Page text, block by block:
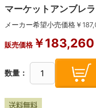
マーケットアンブ
メーカー希望小売価格￥
販売価格￥183,260
数量：